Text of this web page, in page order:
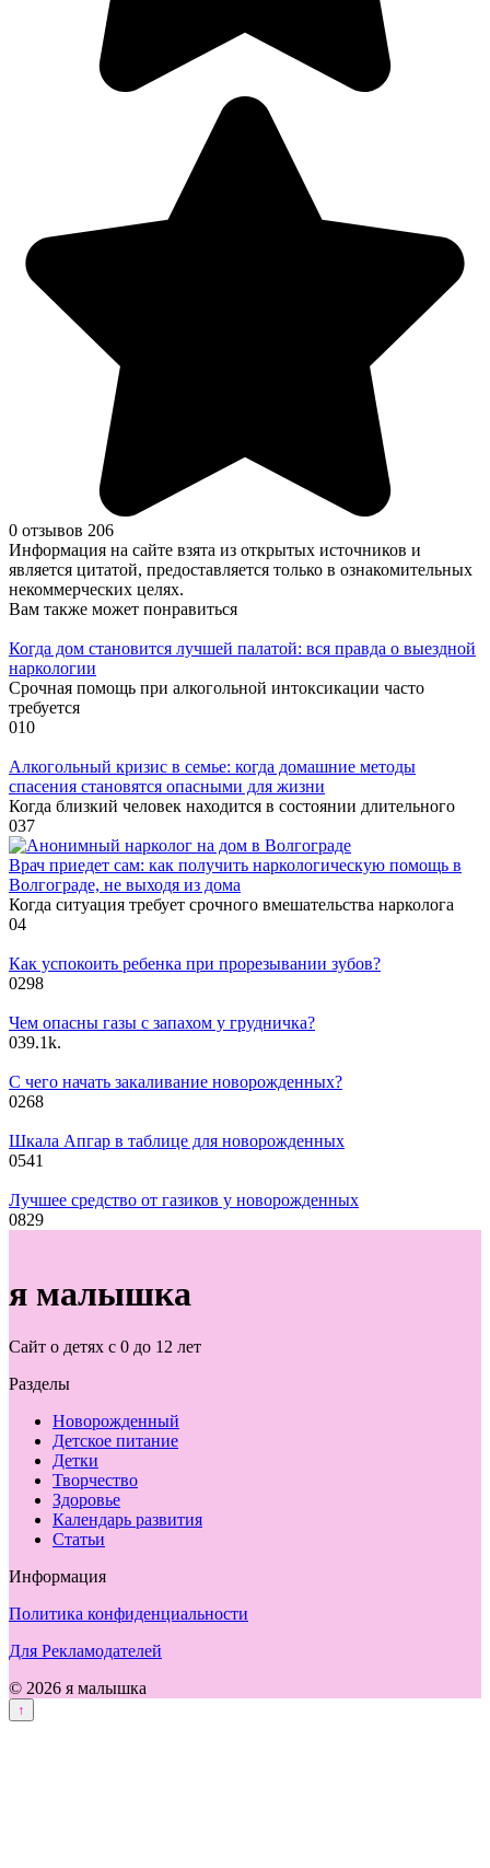
0 отзывов 206
Информация на сайте взята из открытых источников и
является цитатой, предоставляется только в ознакомительных
некоммерческих целях.
Вам также может понравиться
Когда дом становится лучшей палатой: вся правда о выездной
наркологии
Срочная помощь при алкогольной интоксикации часто
требуется
010
Алкогольный кризис в семье: когда домашние методы
спасения становятся опасными для жизни
Когда близкий человек находится в состоянии длительного
037
Врач приедет сам: как получить наркологическую помощь в
Волгограде, не выходя из дома
Когда ситуация требует срочного вмешательства нарколога
04
Как успокоить ребенка при прорезывании зубов?
0298
Чем опасны газы с запахом у грудничка?
039.1k.
С чего начать закаливание новорожденных?
0268
Шкала Апгар в таблице для новорожденных
0541
Лучшее средство от газиков у новорожденных
0829
я малышка
Сайт о детях с 0 до 12 лет
Разделы
Новорожденный
Детское питание
Детки
Творчество
Здоровье
Календарь развития
Статьи
Информация
Политика конфиденциальности
Для Рекламодателей
© 2026 я малышка